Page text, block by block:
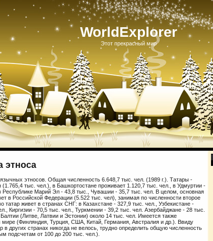
WorldExplorer
Этот прекрасный мир
этноса
этносов. Общая численность 6.648,7 тыс. чел. (1989 г.). Татары -
(1.765,4 тыс. чел.), в Башкортостане проживает 1.120,7 тыс. чел., в Удмуртии -
Республике Марий Эл - 43,8 тыс., Чувашии - 35,7 тыс. чел. В целом, основная
в Российской Федерации (5.522 тыс. чел), занимая по численности второе
татар живет в странах СНГ: в Казахстане - 327,9 тыс. чел., Узбекистане -
Киргизии - 70,5 тыс. чел., Туркмении - 39,2 тыс. чел. Азербайджане - 28 тыс.
(Литве, Латвии и Эстонии) около 14 тыс. чел. Имеется также
мире (Финляндия, Турция, США, Китай, Германия, Австралия и др.). Ввиду
в других странах никогда не велось, трудно определить общую численность
подсчетам от 100 до 200 тыс. чел.).